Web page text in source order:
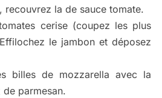
recouvrez la de sauce tomate.
cerise (coupez les plus
le jambon et déposez
billes de mozzarella avec la
parmesan.